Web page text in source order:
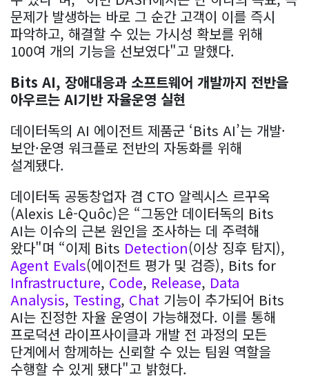
문제가 발생하는 바로 그 순간 고객이 이를 즉시
파악하고, 해결할 수 있는 가시성 확보를 위해
100여 개의 기능을 선보였다"고 말했다.
Bits AI, 장애대응과 소프트웨어 개발까지 전반을
아우르는 AI기반 자율운영 실현
데이터독의 AI 에이전트 제품군 ‘Bits AI’는 개발·
보안·운영 워크플로 전반의 자동화를 위해
설계됐다.
데이터독 공동창업자 겸 CTO 알렉시스 르꾸옥
(Alexis Lê-Quôc)은 “그동안 데이터독의 Bits
AI는 이슈의 근본 원인을 조사하는 데 주력해
왔다"며 “이제 Bits Detection(이상 징후 탐지),
Agent Evals(에이전트 평가 및 검증), Bits for
Infrastructure, Code, Release, Data
Analysis, Testing, Chat 기능이 추가되어 Bits
AI는 진정한 자율 운영이 가능해졌다. 이를 통해
프로덕션 라이프사이클과 개발 전 과정의 모든
단계에서 함께하는 신뢰할 수 있는 팀원 역할을
수행할 수 있게 됐다"고 밝혔다.